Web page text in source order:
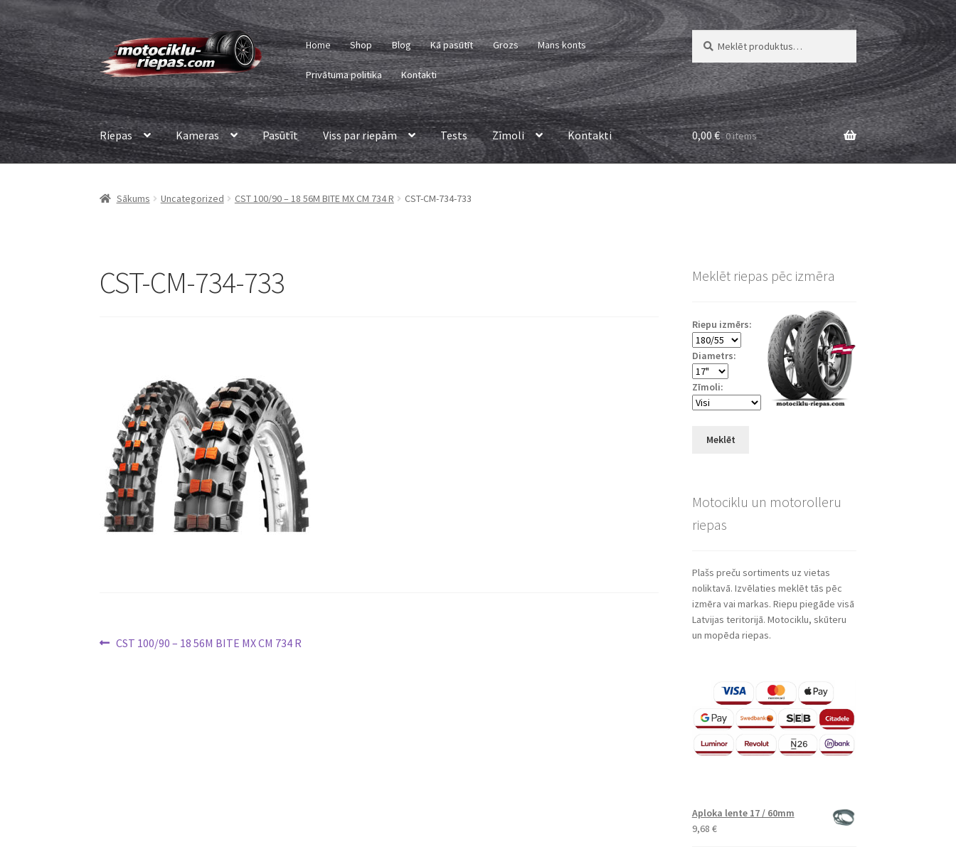
Skip
to
navigation
Skip
to
content
Home Shop Blog Kā pasūtīt Grozs Mans konts
Privātuma politika Kontakti
Meklēt:
Meklēt
Riepas Kameras Pasūtīt Viss par riepām Tests Zīmoli Kontakti 0,00€ 0 items
Sākums Uncategorized CST 100/90 – 18 56M BITE MX CM 734 R CST-CM-734-733
CST-CM-734-733
Ziņu
Previous
CST 100/90 – 18 56M BITE MX CM 734 R
Meklēt riepas pēc izmēra
Riepu izmērs:
Diametrs:
Zīmoli:
Meklēt
Motociklu un motorolleru
riepas
Plašs preču sortiments uz vietas
noliktavā. Izvēlaties meklēt tās pēc
izmēra vai markas. Riepu piegāde visā
Latvijas teritorijā. Motociklu, skūteru
un mopēda riepas.
Aploka lente 17 / 60mm
9,68 €